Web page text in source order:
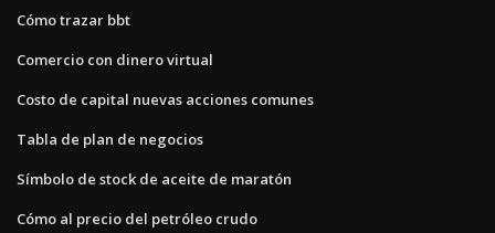
Cómo trazar bbt
Comercio con dinero virtual
Costo de capital nuevas acciones comunes
Tabla de plan de negocios
Símbolo de stock de aceite de maratón
Cómo al precio del petróleo crudo